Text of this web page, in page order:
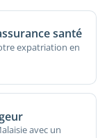
santé
expatriation en
avec un